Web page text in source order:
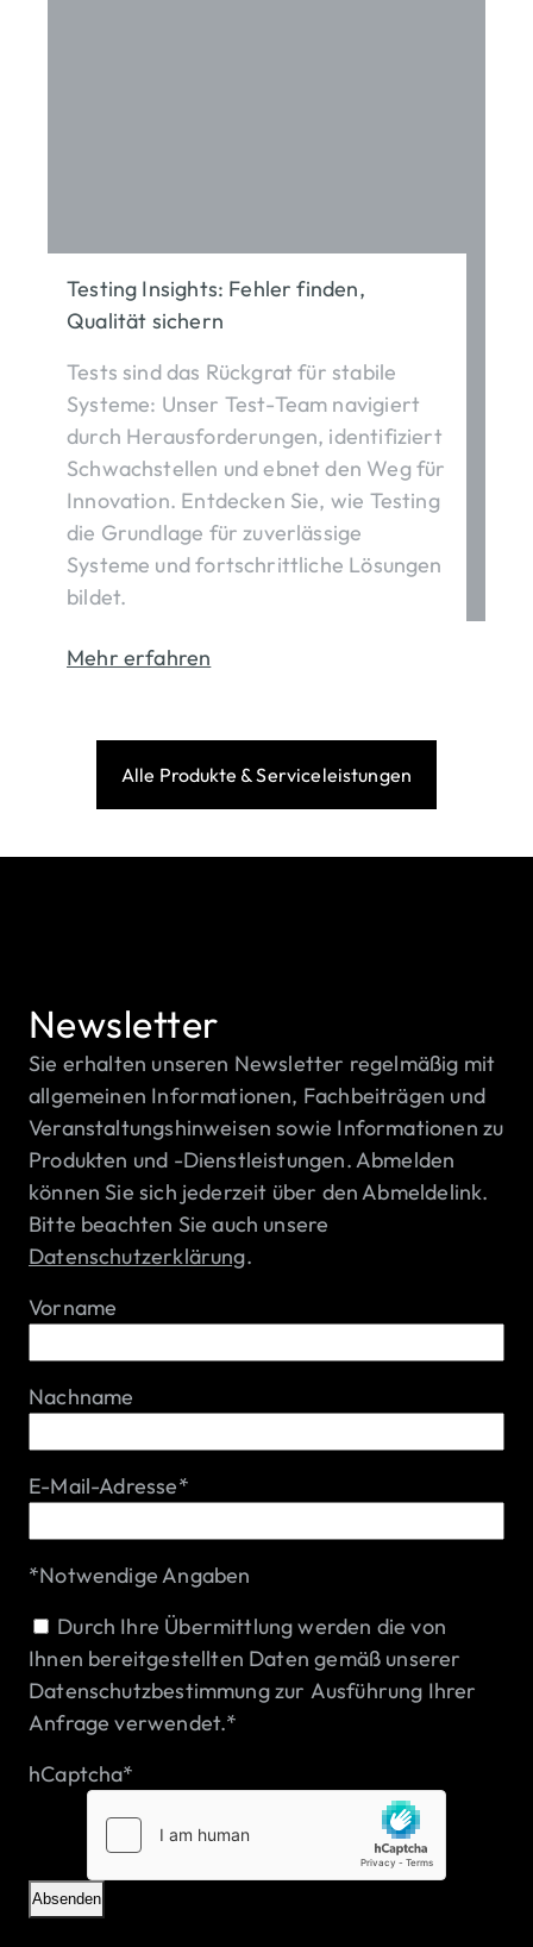
Testing Insights: Fehler finden,
Qualität sichern
Tests sind das Rückgrat für stabile
Systeme: Unser Test-Team navigiert
durch Herausforderungen, identifiziert
Schwachstellen und ebnet den Weg für
Innovation. Entdecken Sie, wie Testing
die Grundlage für zuverlässige
Systeme und fortschrittliche Lösungen
bildet.
Mehr erfahren
Alle Produkte & Serviceleistungen
Newsletter
Sie erhalten unseren Newsletter regelmäßig mit
allgemeinen Informationen, Fachbeiträgen und
Veranstaltungshinweisen sowie Informationen zu
Produkten und -Dienstleistungen. Abmelden
können Sie sich jederzeit über den Abmeldelink.
Bitte beachten Sie auch unsere
Datenschutzerklärung.
Vorname
Nachname
E-Mail-Adresse*
*Notwendige Angaben
Einwilligung*
Durch Ihre Übermittlung werden die von
Ihnen bereitgestellten Daten gemäß unserer
Datenschutzbestimmungzur Ausführung Ihrer
Anfrage verwendet.*
hCaptcha*